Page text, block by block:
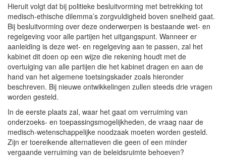
Hieruit volgt dat bij politieke besluitvorming met betrekking tot
medisch-ethische dilemma’s zorgvuldigheid boven snelheid gaat.
Bij besluitvorming over deze onderwerpen is bestaande wet- en
regelgeving voor alle partijen het uitgangspunt. Wanneer er
aanleiding is deze wet- en regelgeving aan te passen, zal het
kabinet dit doen op een wijze die rekening houdt met de
overtuiging van alle partijen die het kabinet dragen en aan de
hand van het algemene toetsingskader zoals hieronder
beschreven. Bij nieuwe ontwikkelingen zullen steeds drie vragen
worden gesteld.
In de eerste plaats zal, waar het gaat om verruiming van
onderzoeks- en toepassingsmogelijkheden, de vraag naar de
medisch-wetenschappelijke noodzaak moeten worden gesteld.
Zijn er toereikende alternatieven die geen of een minder
vergaande verruiming van de beleidsruimte behoeven?